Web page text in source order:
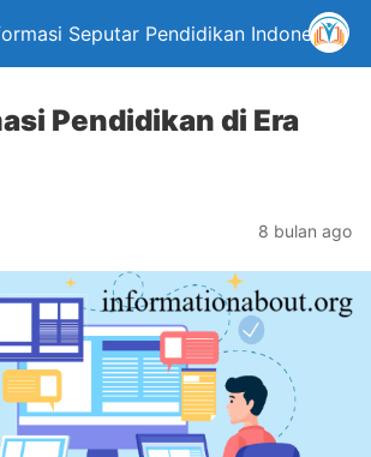
Seputar Pendidikan Indonesia
Pendidikan di Era
8 bulan ago